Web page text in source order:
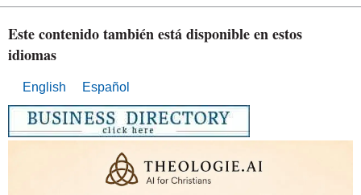
Este contenido también está disponible en estos
idiomas
English Español